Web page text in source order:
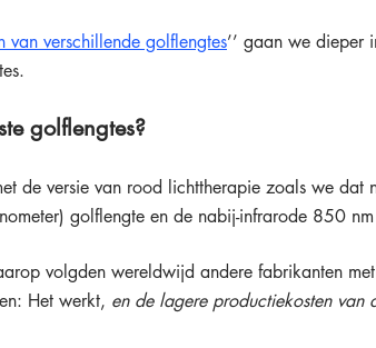
van verschillende golflengtes’’ gaan we dieper
golflengtes?
de versie van rood lichttherapie zoals we dat
golflengte en de nabij-infrarode 850
volgden wereldwijd andere fabrikanten
Het werkt, en de lagere productiekosten van